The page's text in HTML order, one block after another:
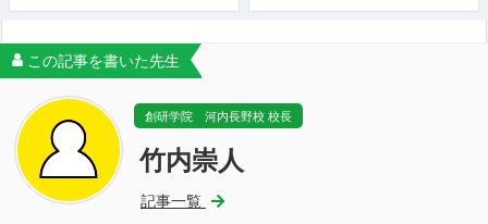
この記事を書いた先生
創研学院 河内長野校 校長
竹内崇人
記事一覧